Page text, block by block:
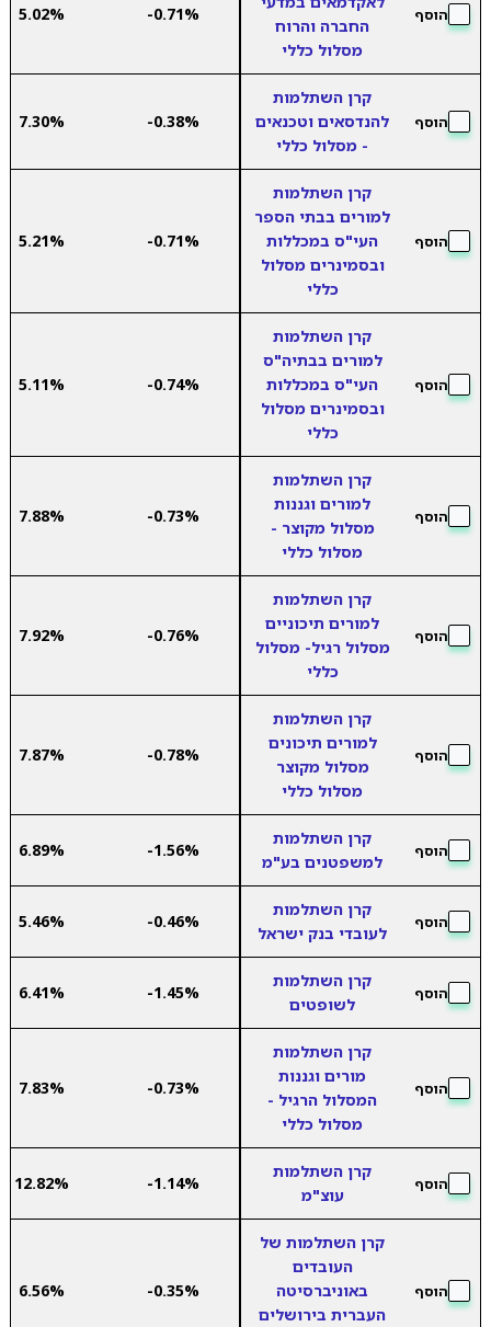
הוסף
החברה והרוח
מסלול כללי
-0.71%
5.02%
הוסף
קרן השתלמות
להנדסאים וטכנאים
- מסלול כללי
-0.38%
7.30%
הוסף
קרן השתלמות
למורים בבתי הספר
העי"ס במכללות
ובסמינרים מסלול
כללי
-0.71%
5.21%
הוסף
קרן השתלמות
למורים בבתיה"ס
העי"ס במכללות
ובסמינרים מסלול
כללי
-0.74%
5.11%
הוסף
קרן השתלמות
למורים וגננות
מסלול מקוצר -
מסלול כללי
-0.73%
7.88%
הוסף
קרן השתלמות
למורים תיכוניים
מסלול רגיל- מסלול
כללי
-0.76%
7.92%
הוסף
קרן השתלמות
למורים תיכונים
מסלול מקוצר
מסלול כללי
-0.78%
7.87%
הוסף
קרן השתלמות
למשפטנים בע"מ
-1.56%
6.89%
הוסף
קרן השתלמות
לעובדי בנק ישראל
-0.46%
5.46%
הוסף
קרן השתלמות
לשופטים
-1.45%
6.41%
הוסף
קרן השתלמות
מורים וגננות
המסלול הרגיל -
מסלול כללי
-0.73%
7.83%
הוסף
קרן השתלמות
עוצ"מ
-1.14%
12.82%
הוסף
קרן השתלמות של
העובדים
באוניברסיטה
העברית בירושלים
-0.35%
6.56%